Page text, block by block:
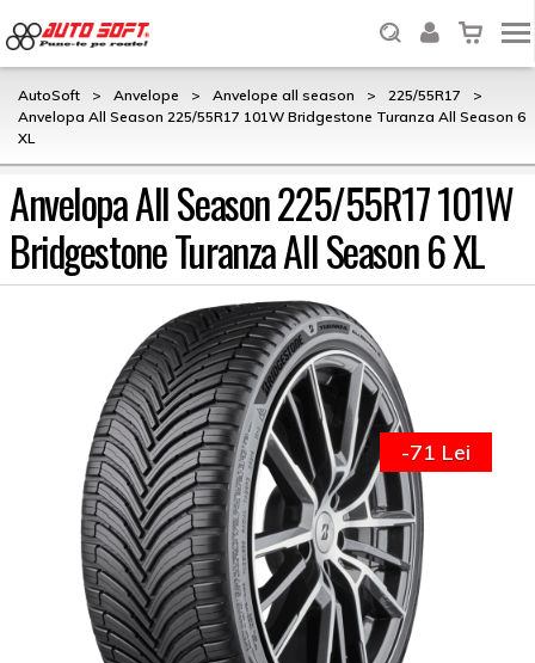
AutoSoft > Anvelope > Anvelope all season > 225/55R17
>
Anvelopa All Season 225/55R17 101W Bridgestone Turanza All Season 6
XL
Anvelopa All Season 225/55R17 101W
Bridgestone Turanza All Season 6 XL
-71 Lei